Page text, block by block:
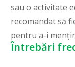
sau o activitate
recomandat să
pentru a-i
Întrebări